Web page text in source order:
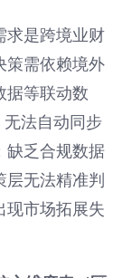
求是跨境业财
策需依赖境外
据等联动数
无法自动同步
缺乏合规数据
无法精准判
现市场拓展失